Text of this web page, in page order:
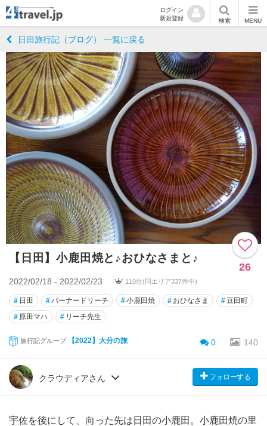
ログイン
新規登録
検索 MENU
日田旅行記（ブログ） 一覧に戻る
【日田】小鹿田焼と♪おひなさまと♪
26
2022/02/18 - 2022/02/23 110位(同エリア337件中)
# 日田 #バーナードリーチ #小鹿田焼 # おひなさま #豆田町
# 原田マハ # リーチ先生
旅行記グループ 【2022】大分の旅 0 140
クラウディアさん フォローする
宇佐を後にして、向った先は日田の小鹿田。小鹿田焼の里